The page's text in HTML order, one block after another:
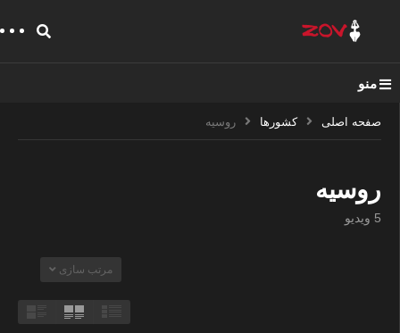
منو
صفحه اصلی کشورها روسیه
روسیه
5 ویدیو
مرتب سازی